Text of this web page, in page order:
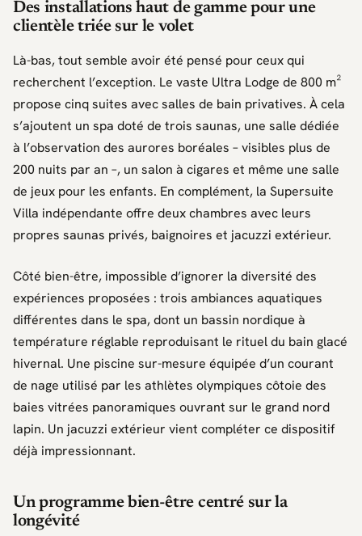
Des installations haut de gamme pour une
clientèle triée sur le volet
Là-bas, tout semble avoir été pensé pour ceux qui
recherchent l’exception. Le vaste Ultra Lodge de 800 m²
propose cinq suites avec salles de bain privatives. À cela
s’ajoutent un spa doté de trois saunas, une salle dédiée
à l’observation des aurores boréales – visibles plus de
200 nuits par an –, un salon à cigares et même une salle
de jeux pour les enfants. En complément, la Supersuite
Villa indépendante offre deux chambres avec leurs
propres saunas privés, baignoires et jacuzzi extérieur.
Côté bien-être, impossible d’ignorer la diversité des
expériences proposées : trois ambiances aquatiques
différentes dans le spa, dont un bassin nordique à
température réglable reproduisant le rituel du bain glacé
hivernal. Une piscine sur-mesure équipée d’un courant
de nage utilisé par les athlètes olympiques côtoie des
baies vitrées panoramiques ouvrant sur le grand nord
lapin. Un jacuzzi extérieur vient compléter ce dispositif
déjà impressionnant.
Un programme bien-être centré sur la
longévité